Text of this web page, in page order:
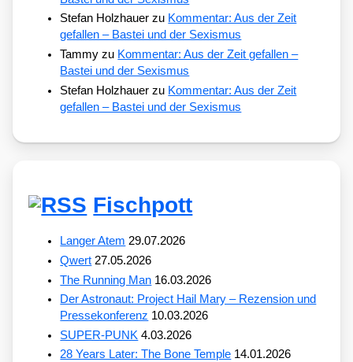
Stefan Holzhauer zu Kommentar: Aus der Zeit
gefallen – Bastei und der Sexismus
Tammy zu Kommentar: Aus der Zeit gefallen –
Bastei und der Sexismus
Stefan Holzhauer zu Kommentar: Aus der Zeit
gefallen – Bastei und der Sexismus
Fischpott
Langer Atem 29.07.2026
Qwert 27.05.2026
The Running Man 16.03.2026
Der Astronaut: Project Hail Mary – Rezension und
Pressekonferenz 10.03.2026
SUPER-PUNK 4.03.2026
28 Years Later: The Bone Temple 14.01.2026